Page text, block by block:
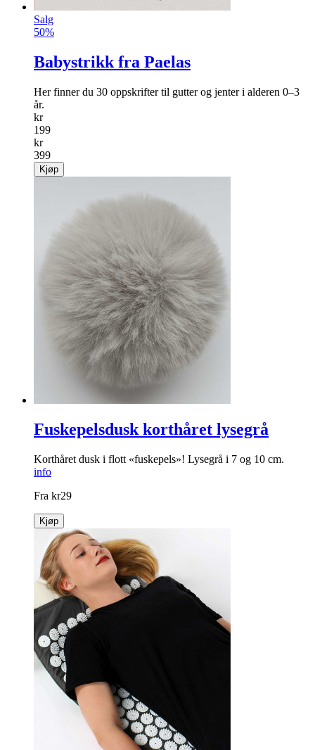
Salg
50%
Babystrikk fra Paelas
Her finner du 30 oppskrifter til gutter og jenter i alderen 0–3
år.
kr
199
kr
399
Kjøp
Fuskepelsdusk korthåret lysegrå
Korthåret dusk i flott «fuskepels»! Lysegrå i 7 og 10 cm.
info
Fra kr29
Kjøp